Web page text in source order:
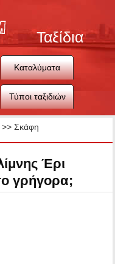
Ταξίδια
Καταλύματα
Τύποι ταξιδιών
>> Σκάφη
Έρι
γρήγορα;